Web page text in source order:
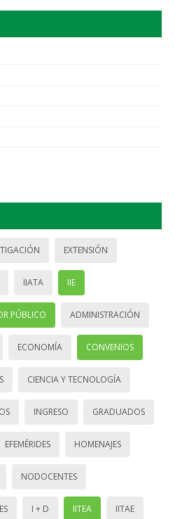
EXTENSIÓN
IIATA IIE
PÚBLICO ADMINISTRACIÓN
ECONOMÍA CONVENIOS
CIENCIA Y TECNOLOGÍA
INGRESO GRADUADOS
EFEMÉRIDES HOMENAJES
NODOCENTES
I + D IITEA IITAE